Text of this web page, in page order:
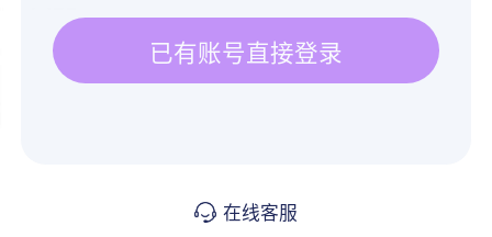
已有账号直接登录
在线客服